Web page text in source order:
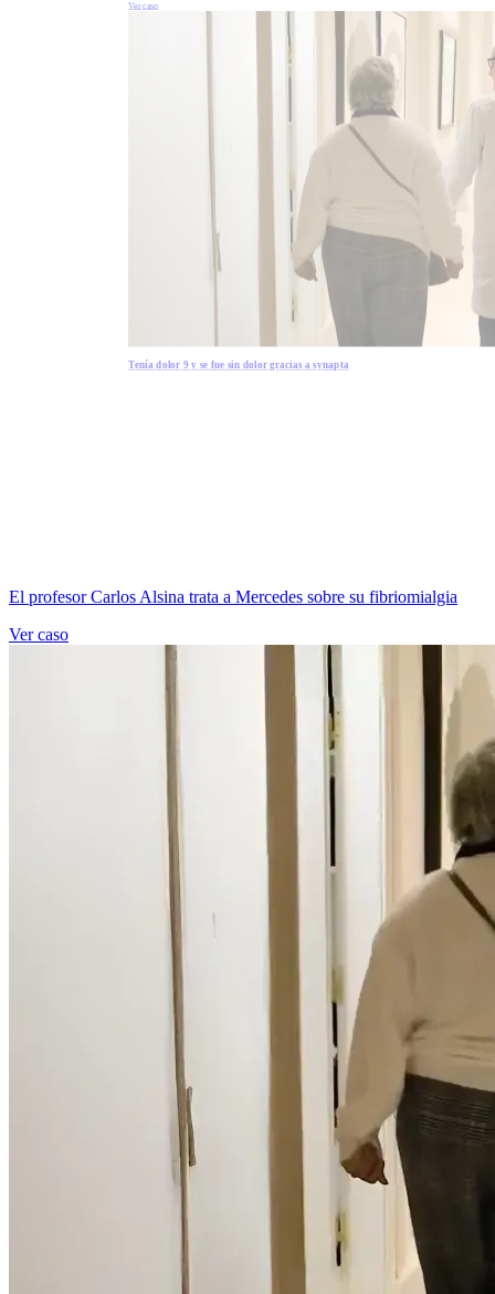
Ver caso
Tenía dolor 9 y se fue sin dolor gracias a synapta
El profesor Carlos Alsina trata a Mercedes sobre su fibriomialgia
Ver caso